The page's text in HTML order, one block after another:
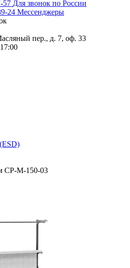
57 Для звонок по России
24 Мессенджеры
пер., д. 7, оф. 33
СР-М-150-03